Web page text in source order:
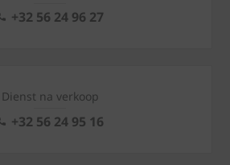
+32 56 24 96 27
Dienst na verkoop
+32 56 24 95 16